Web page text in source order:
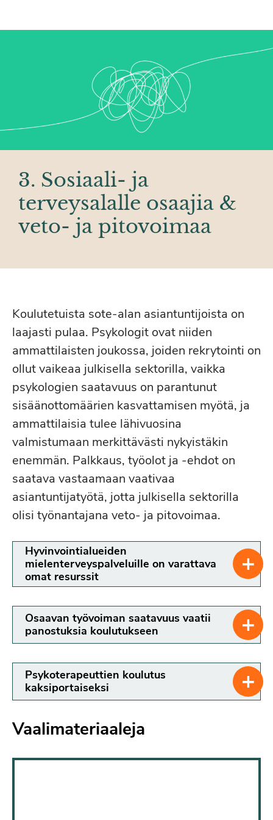
(2017).Korkeakouluopiskelijoiden
3. Sosiaali- ja
terveysalalle osaajia &
veto- ja pitovoimaa
Koulutetuista sote-alan asiantuntijoista on
laajasti pulaa. Psykologit ovat niiden
ammattilaisten joukossa, joiden rekrytointi on
ollut vaikeaa julkisella sektorilla, vaikka
psykologien saatavuus on parantunut
sisäänottomäärien kasvattamisen myötä, ja
ammattilaisia tulee lähivuosina
valmistumaan merkittävästi nykyistäkin
enemmän. Palkkaus, työolot ja -ehdot on
saatava vastaamaan vaativaa
asiantuntijatyötä, jotta julkisella sektorilla
olisi työnantajana veto- ja pitovoimaa.
Hyvinvointialueiden
mielenterveyspalveluille on varattava
omat resurssit
+
Osaavan työvoiman saatavuus vaatii
panostuksia koulutukseen
+
Psykoterapeuttien koulutus
kaksiportaiseksi
+
Vaalimateriaaleja